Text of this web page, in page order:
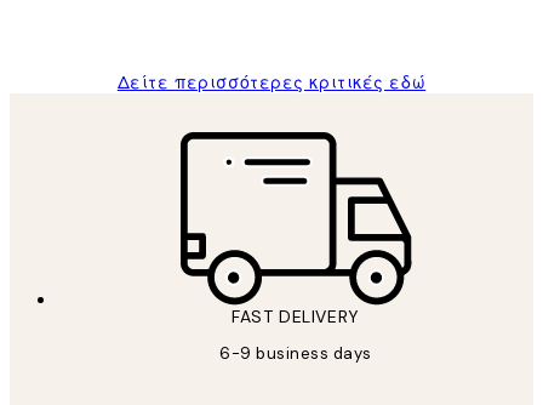
Δείτε περισσότερες κριτικές εδώ
FAST DELIVERY
6-9 business days